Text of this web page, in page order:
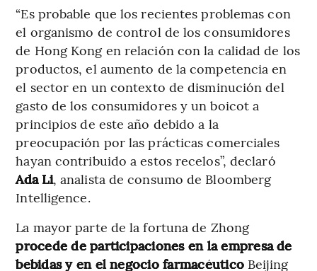
“Es probable que los recientes problemas con
el organismo de control de los consumidores
de Hong Kong en relación con la calidad de los
productos, el aumento de la competencia en
el sector en un contexto de disminución del
gasto de los consumidores y un boicot a
principios de este año debido a la
preocupación por las prácticas comerciales
hayan contribuido a estos recelos”, declaró
Ada Li, analista de consumo de Bloomberg
Intelligence.
La mayor parte de la fortuna de Zhong
procede de participaciones en la empresa de
bebidas y en el negocio farmacéutico Beijing